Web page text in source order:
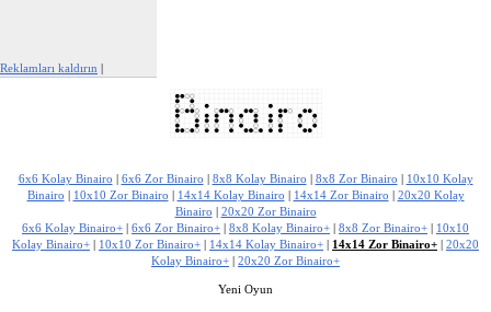
Reklamları kaldırın |
6x6 Kolay Binairo | 6x6 Zor Binairo | 8x8 Kolay Binairo | 8x8 Zor Binairo | 10x10 Kolay
Binairo | 10x10 Zor Binairo | 14x14 Kolay Binairo | 14x14 Zor Binairo | 20x20 Kolay
Binairo | 20x20 Zor Binairo
6x6 Kolay Binairo+ | 6x6 Zor Binairo+ | 8x8 Kolay Binairo+ | 8x8 Zor Binairo+ | 10x10
Kolay Binairo+ | 10x10 Zor Binairo+ | 14x14 Kolay Binairo+ | 14x14 Zor Binairo+ | 20x20
Kolay Binairo+ | 20x20 Zor Binairo+
Yeni Oyun